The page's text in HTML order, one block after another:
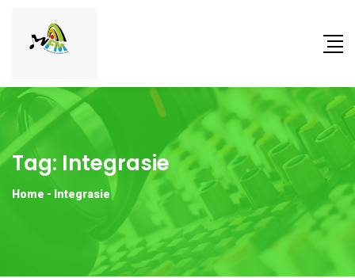
Tag: Integrasie
Home - Integrasie